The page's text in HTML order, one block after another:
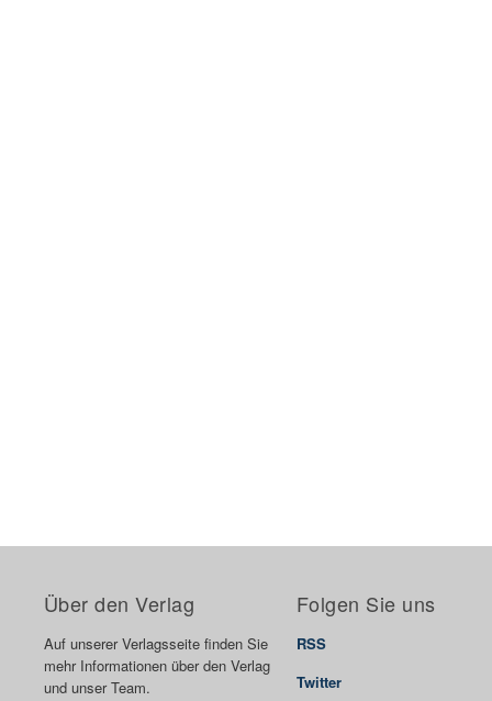
Über den Verlag
Auf unserer Verlagsseite finden Sie
mehr Informationen über den Verlag
und unser Team.
Folgen Sie uns
RSS
Twitter